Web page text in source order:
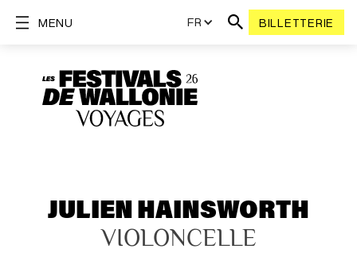
FR BILLETTERIE
MENU
JULIEN HAINSWORTH
VIOLONCELLE